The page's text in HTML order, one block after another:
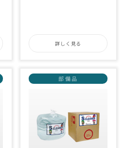
詳しく見る
部備品